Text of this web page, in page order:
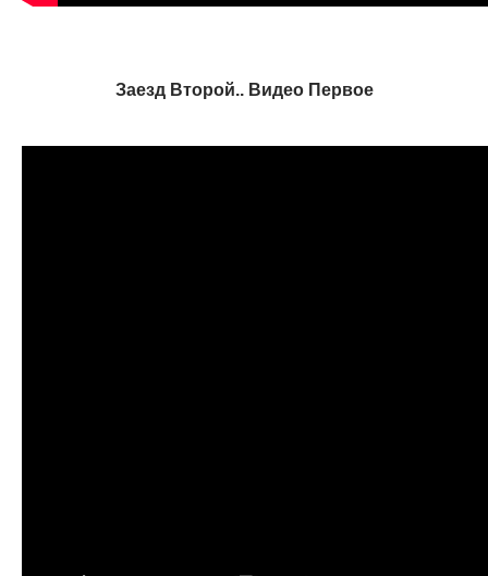
Заезд Второй.. Видео Первое